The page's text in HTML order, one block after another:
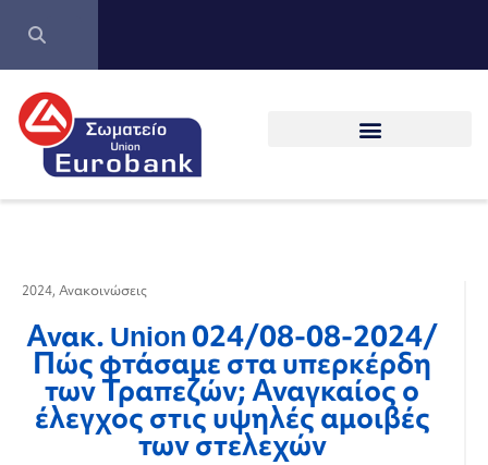
2024, Ανακοινώσεις
Ανακ. Union 024/08-08-2024/
Πώς φτάσαμε στα υπερκέρδη
των Τραπεζών; Αναγκαίος ο
έλεγχος στις υψηλές αμοιβές
των στελεχών